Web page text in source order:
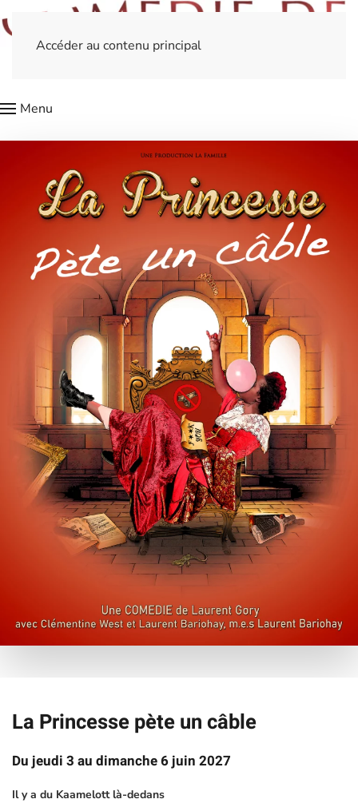
Accéder au contenu principal
Menu
La Princesse pète un câble
Du jeudi 3 au dimanche 6 juin 2027
Il y a du Kaamelott là-dedans